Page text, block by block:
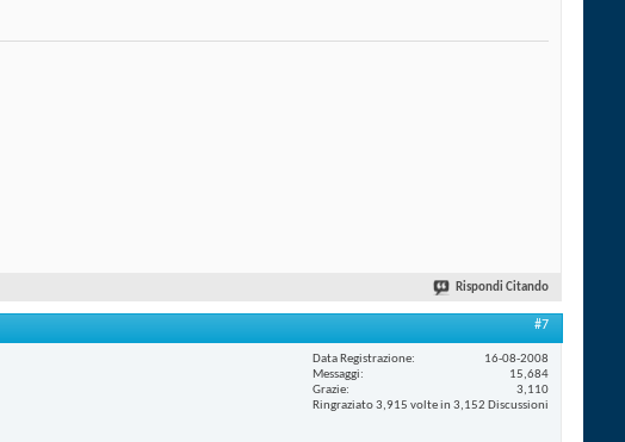
Rispondi Citando
#7
Data Registrazione
16-08-2008
Messaggi
15,684
Grazie
3,110
Ringraziato 3,915 volte in 3,152 Discussioni